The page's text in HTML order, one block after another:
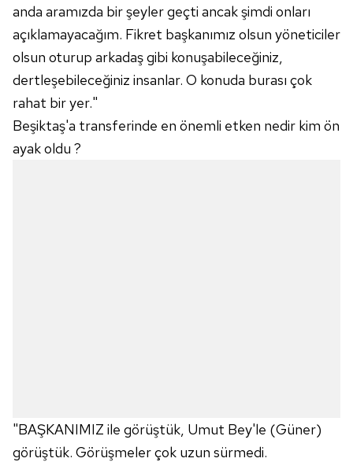
anda aramızda bir şeyler geçti ancak şimdi onları
açıklamayacağım. Fikret başkanımız olsun yöneticiler
olsun oturup arkadaş gibi konuşabileceğiniz,
dertleşebileceğiniz insanlar. O konuda burası çok
rahat bir yer."
Beşiktaş'a transferinde en önemli etken nedir kim ön
ayak oldu ?
"BAŞKANIMIZ ile görüştük, Umut Bey'le (Güner)
görüştük. Görüşmeler çok uzun sürmedi.